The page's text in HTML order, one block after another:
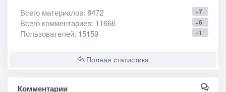
+7
Всего материалов: 8472
+6
Всего комментариев: 11666
+1
Пользователей: 15159
Полная статистика
Комментарии